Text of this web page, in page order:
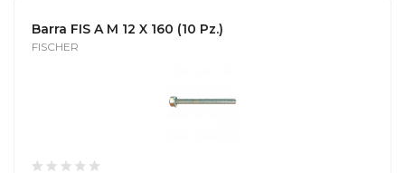
Barra FIS A M 12 X 160 (10 Pz.)
FISCHER